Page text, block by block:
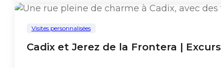
Visites personnalisées
Cadix et Jerez de la Frontera |